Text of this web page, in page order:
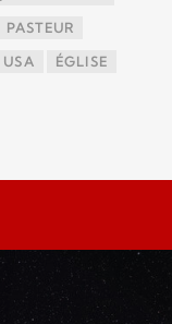
PASTEUR
USA ÉGLISE